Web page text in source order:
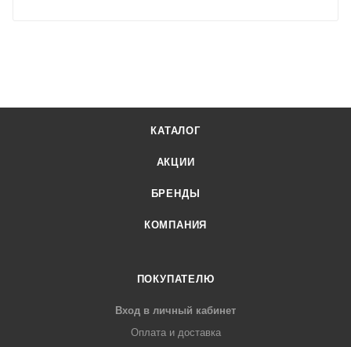
КАТАЛОГ
АКЦИИ
БРЕНДЫ
КОМПАНИЯ
ПОКУПАТЕЛЮ
Вход в личный кабинет
Оплата и доставка